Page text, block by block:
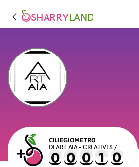
SHARRYLAND
CILIEGIOMETRO
DI ART AIA - CREATIVES /
IN / RESIDENCE